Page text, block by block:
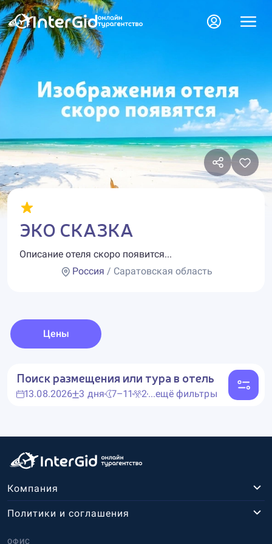
ЭКО СКАЗКА
Описание отеля скоро появится...
Россия / Саратовская область
Цены
Поиск размещения или тура в отель
13.08.2026 3 дня 7–11 2...ещё фильтры
Компания
ОФИС
Политики и соглашения